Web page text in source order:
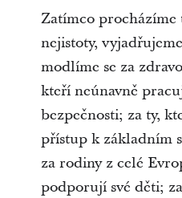
Zatímco
nejistoty,
modlíme se za
kteří neúnavně
bezpečnosti; za ty,
přístup k základním
za rodiny z celé
podporují své děti;